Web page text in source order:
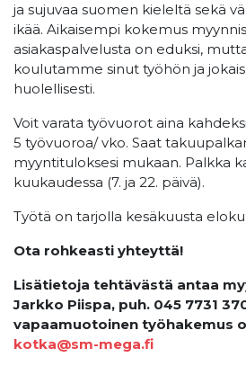
ja sujuvaa suomen kieleltä sekä
ikää. Aikaisempi kokemus
asiakaspalvelusta on eduksi,
koulutamme sinut työhön ja
huolellisesti.
Voit varata työvuorot aina
5 työvuoroa/ vko. Saat
myyntituloksesi mukaan. Palkka
kuukaudessa (7. ja 22. päivä).
Työtä on tarjolla kesäkuusta
Ota rohkeasti yhteyttä!
Lisätietoja tehtävästä antaa
Jarkko Piispa, puh. 045 7731
vapaamuotoinen työhakemus
kotka@sm-mega.fi